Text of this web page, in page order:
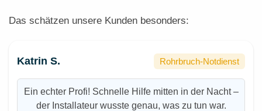
Das schätzen unsere Kunden besonders:
Katrin S. Rohrbruch-Notdienst
Ein echter Profi! Schnelle Hilfe mitten in der Nacht –
der Installateur wusste genau, was zu tun war.